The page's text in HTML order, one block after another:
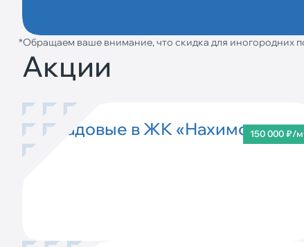
Обращаем ваше внимание, что скидка для иногородних
Акции
150 000 ₽/
Кладовые в ЖК «Нахимов»